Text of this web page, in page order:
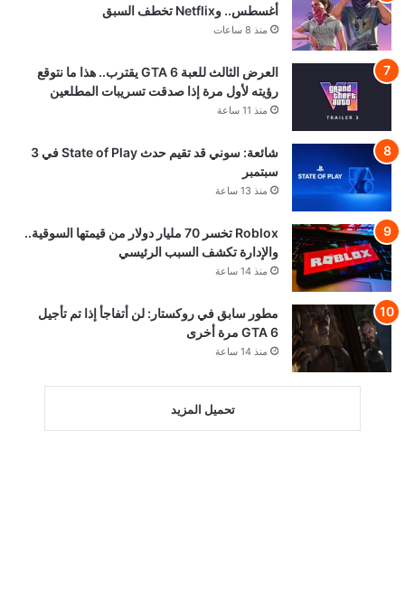
أغسطس.. وNetflix تخطف السبق
منذ 8 ساعات
العرض الثالث للعبة GTA 6 يقترب.. هذا ما نتوقع
رؤيته لأول مرة إذا صدقت تسريبات المطلعين
منذ 11 ساعة
شائعة: سوني قد تقيم حدث State of Play في 3
سبتمبر
منذ 13 ساعة
Roblox تخسر 70 مليار دولار من قيمتها السوقية..
والإدارة تكشف السبب الرئيسي
منذ 14 ساعة
مطور سابق في روكستار: لن أتفاجأ إذا تم تأجيل
GTA 6 مرة أخرى
منذ 14 ساعة
تحميل المزيد